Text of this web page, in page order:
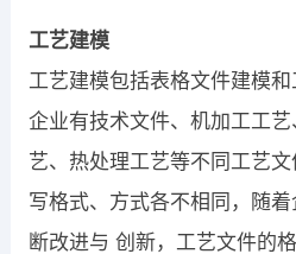
工艺建模
工艺建模包括表格文件建模和
企业有技术文件、机加工工
艺、热处理工艺等不同工艺
写格式、方式各不相同，随
断改进与 创新，工艺文件的